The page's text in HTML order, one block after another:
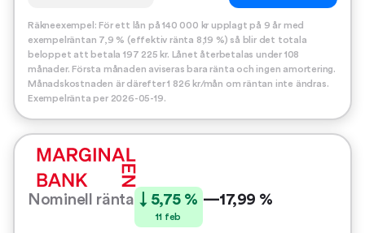
Räkneexempel: För ett lån på 140 000 kr upplagt på 9 år med
exempelräntan 7,9 % (effektiv ränta 8,19 %) så blir det totala
beloppet att betala 197 225 kr. Lånet återbetalas under 108
månader. Första månaden aviseras bara ränta och ingen amortering.
Månadskostnaden är därefter 1 826 kr/mån om räntan inte ändras.
Exempelränta per 2026-05-19.
Nominell ränta ↓ 5,75 %
11 feb
—17,99 %